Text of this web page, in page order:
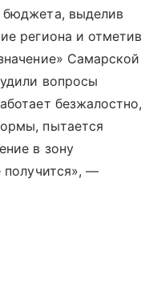
бюджета, выделив
региона и отметив
Самарской
вопросы
безжалостно,
пытается
в зону
получится», —